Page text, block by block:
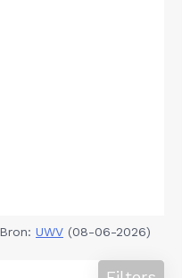
Bron: UWV (08-06-2026)